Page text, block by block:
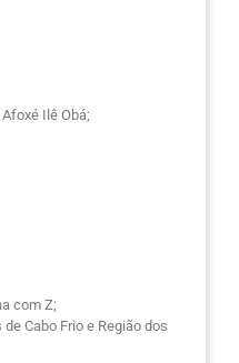
Ilê Obá;
com Z;
Cabo Frio e Região dos